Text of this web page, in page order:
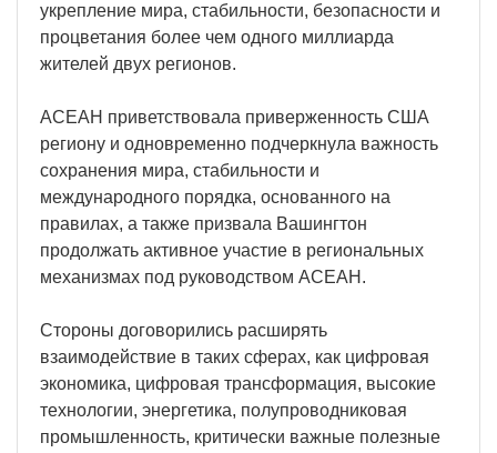
укрепление мира, стабильности, безопасности и
процветания более чем одного миллиарда
жителей двух регионов.
АСЕАН приветствовала приверженность США
региону и одновременно подчеркнула важность
сохранения мира, стабильности и
международного порядка, основанного на
правилах, а также призвала Вашингтон
продолжать активное участие в региональных
механизмах под руководством АСЕАН.
Стороны договорились расширять
взаимодействие в таких сферах, как цифровая
экономика, цифровая трансформация, высокие
технологии, энергетика, полупроводниковая
промышленность, критически важные полезные